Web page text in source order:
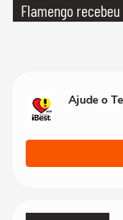
Flamengo
Ajude o